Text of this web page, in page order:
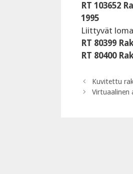
RT 103652
1995
Liittyvät
RT 80399
RT 80400
Kuvitettu
Virtuaalinen